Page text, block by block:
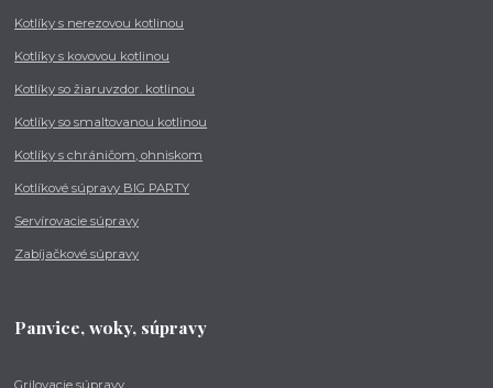
Kotlíky s nerezovou kotlinou
Kotlíky s kovovou kotlinou
Kotlíky so žiaruvzdor. kotlinou
Kotlíky so smaltovanou kotlinou
Kotlíky s chráničom, ohniskom
Kotlíkové súpravy BIG PARTY
Servírovacie súpravy
Zabíjačkové súpravy
Panvice, woky, súpravy